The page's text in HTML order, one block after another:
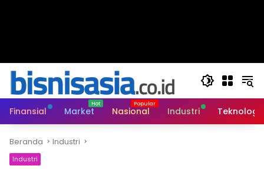
Finansial Market Nasional Industri Teknologi
Beranda Industri
Industri